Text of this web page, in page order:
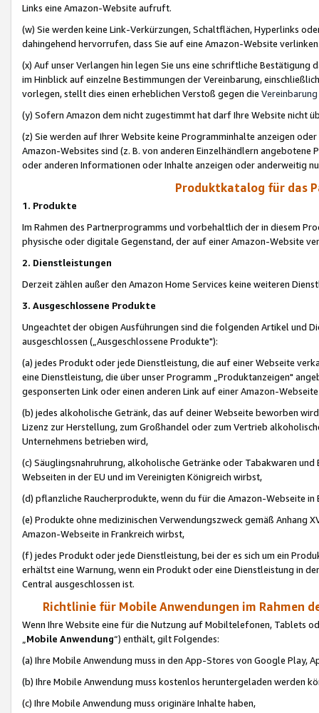
Links eine Amazon-Website aufruft.
(w) Sie werden keine Link-Verkürzungen, Schaltflächen, Hyperlinks
dahingehend hervorrufen, dass Sie auf eine Amazon-Website
(x) Auf unser Verlangen hin legen Sie uns eine schriftliche
im Hinblick auf einzelne Bestimmungen der Vereinbarung,
vorlegen, stellt dies einen erheblichen Verstoß gegen die Vereinbarung
(y) Sofern Amazon dem nicht zugestimmt hat darf Ihre Website nicht
(z) Sie werden auf Ihrer Website keine Programminhalte anzeigen
Amazon-Websites sind (z. B. von anderen Einzelhändlern
oder anderen Informationen oder Inhalte anzeigen oder anderweitig
Produktkatalog für das
1. Produkte
Im Rahmen des Partnerprogramms und vorbehaltlich der in diesem
physische oder digitale Gegenstand, der auf einer Amazon-Website
2. Dienstleistungen
Derzeit zählen außer den Amazon Home Services keine weiteren
3. Ausgeschlossene Produkte
Ungeachtet der obigen Ausführungen sind die folgenden Artikel und
ausgeschlossen („Ausgeschlossene Produkte"):
(a) jedes Produkt oder jede Dienstleistung, die auf einer Webseite
eine Dienstleistung, die über unser Programm „Produktanzeigen"
gesponserten Link oder einen anderen Link auf einer Amazon-
(b) jedes alkoholische Getränk, das auf deiner Webseite beworben
Lizenz zur Herstellung, zum Großhandel oder zum Vertrieb
Unternehmens betrieben wird,
(c) Säuglingsnahruhrung, alkoholische Getränke oder Tabakwaren
Webseiten in der EU und im Vereinigten Königreich wirbst,
(d) pflanzliche Raucherprodukte, wenn du für die Amazon-Webseite in
(e) Produkte ohne medizinischen Verwendungszweck gemäß Anhang
Amazon-Webseite in Frankreich wirbst,
(f) jedes Produkt oder jede Dienstleistung, bei der es sich um ein
erhältst eine Warnung, wenn ein Produkt oder eine Dienstleistung in
Central ausgeschlossen ist.
Richtlinie für Mobile Anwendungen im Rahmen
Wenn Ihre Website eine für die Nutzung auf Mobiltelefonen, Tablets
„Mobile Anwendung“) enthält, gilt Folgendes:
(a) Ihre Mobile Anwendung muss in den App-Stores von Google Play,
(b) Ihre Mobile Anwendung muss kostenlos heruntergeladen werden
(c) Ihre Mobile Anwendung muss originäre Inhalte haben,